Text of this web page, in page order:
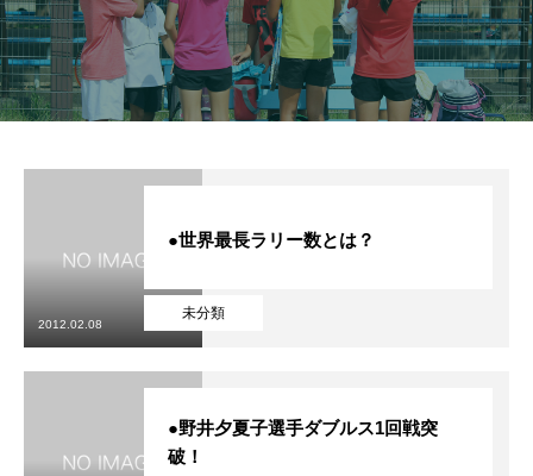
大会・イベント
ブログ
会員専用ページ
システム・クラス・料金
未分類
●世界最長ラリー数とは？
2012.02.08
●野井夕夏子選手ダブルス1回戦突
破！